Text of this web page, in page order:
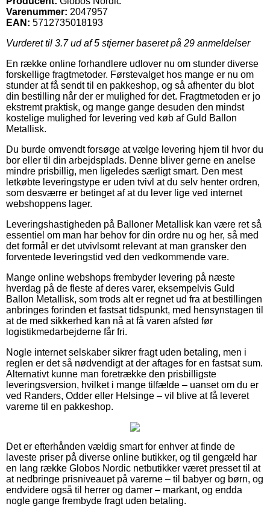
Varenummer: 2047957
EAN: 5712735018193
Vurderet til 3.7ud af 5 stjerner baseret på 29 anmeldelser
En række online forhandlere udlover nu om stunder diverse
forskellige fragtmetoder. Førstevalget hos mange er nu om
stunder at få sendt til en pakkeshop, og så afhenter du blot
din bestilling når der er mulighed for det. Fragtmetoden er jo
ekstremt praktisk, og mange gange desuden den mindst
kostelige mulighed for levering ved køb af Guld Ballon
Metallisk.
Du burde omvendt forsøge at vælge levering hjem til hvor du
bor eller til din arbejdsplads. Denne bliver gerne en anelse
mindre prisbillig, men ligeledes særligt smart. Den mest
letkøbte leveringstype er uden tvivl at du selv henter ordren,
som desværre er betinget af at du lever lige ved internet
webshoppens lager.
Leveringshastigheden på Balloner Metallisk kan være ret så
essentiel om man har behov for din ordre nu og her, så med
det formål er det utvivlsomt relevant at man gransker den
forventede leveringstid ved den vedkommende vare.
Mange online webshops frembyder levering på næste
hverdag på de fleste af deres varer, eksempelvis Guld
Ballon Metallisk, som trods alt er regnet ud fra at bestillingen
anbringes forinden et fastsat tidspunkt, med hensynstagen til
at de med sikkerhed kan nå at få varen afsted før
logistikmedarbejderne får fri.
Nogle internet selskaber sikrer fragt uden betaling, men i
reglen er det så nødvendigt at der aftages for en fastsat sum.
Alternativt kunne man foretrække den prisbilligste
leveringsversion, hvilket i mange tilfælde – uanset om du er
ved Randers, Odder eller Helsinge – vil blive at få leveret
varerne til en pakkeshop.
Det er efterhånden vældig smart for enhver at finde de
laveste priser på diverse online butikker, og til gengæld har
en lang række Globos Nordic netbutikker været presset til at
at nedbringe prisniveauet på varerne – til babyer og børn, og
endvidere også til herrer og damer – markant, og endda
nogle gange frembyde fragt uden betaling.